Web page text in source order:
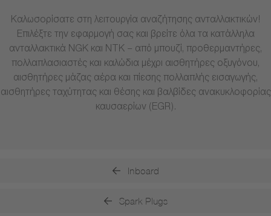
Καλωσορίσατε στη λειτουργία αναζήτησης ανταλλακτικών!
Επιλέξτε την εφαρμογή σας και βρείτε όλα τα κατάλληλα
ανταλλακτικά NGK και NTK – από μπουζί, προθερμαντήρες,
πολλαπλασιαστές και καλώδια μέχρι αισθητήρες οξυγόνου,
αισθητήρες μάζας αέρα και πίεσης πολλαπλής εισαγωγής,
αισθητήρες ταχύτητας και θέσης και βαλβίδες ανακυκλοφορίας
καυσαερίων (EGR).
Inboard
Spark Plugs